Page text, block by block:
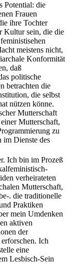
Potential: die
Frauen
ihre Tochter
Kultur sein, die die
meistens nicht,
Konformität
daß
politische
betrachten die
die selbst
nützen könne.
Mutterschaft
Mutterschaft,
zu
im Dienste des
Ich bin im Prozeß
verheirateten
Mutterschaft,
. die traditionelle
Praktiken
mein Umdenken
aktiven
der
Ich
eine
Lesbisch-Sein